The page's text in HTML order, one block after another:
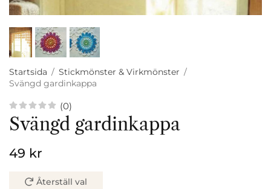
Startsida / Stickmönster & Virkmönster /
Svängd gardinkappa
(0)
Svängd gardinkappa
49 kr
Återställ val